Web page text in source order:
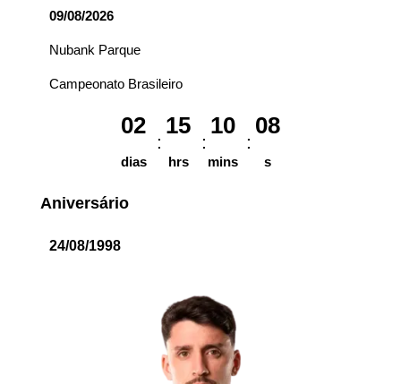
09/08/2026
Nubank Parque
Campeonato Brasileiro
02
dias
15
hrs
10
mins
08
s
Aniversário
24/08/1998